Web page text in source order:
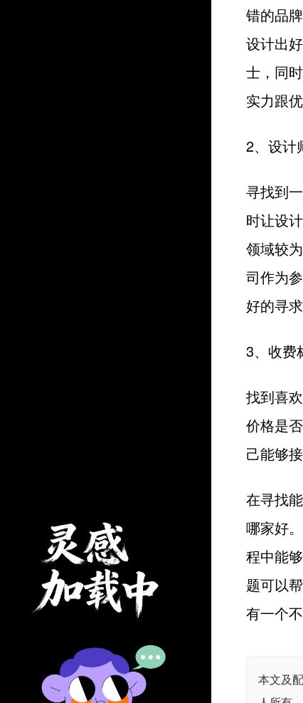
错的品
设计出
士，同
实力跟
2、设计
寻找到
时让设
领域较
司作为
好的寻
3、收费
找到喜
价格是
己能够
在寻找
哪家好
程中能
题可以
有一个
本文及